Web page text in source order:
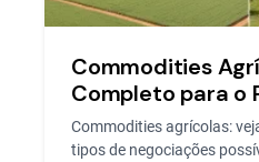
Commodities
Completo para o
Commodities agrícolas:
tipos de negociações